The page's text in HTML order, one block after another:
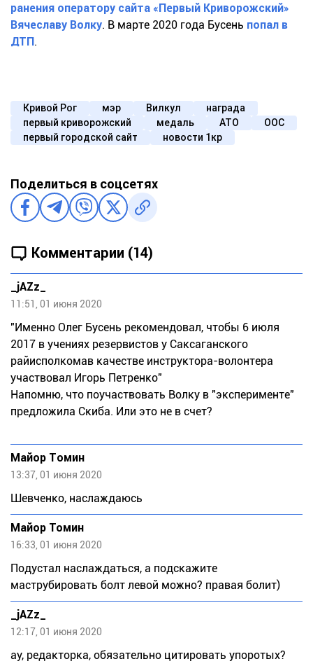
ранения оператору сайта «Первый Криворожский»
Вячеславу Волку. В марте 2020 года Бусень попал в
ДТП.
Кривой Рог мэр Вилкул
награда
первый криворожский
медаль АТО
ООС
первый городской сайт
новости 1кр
Поделиться в соцсетях
Комментарии (14)
_jAZz_
11:51, 01 июня 2020
"Именно Олег Бусень рекомендовал, чтобы 6 июля
2017 в учениях резервистов у Саксаганского
райисполкомав качестве инструктора-волонтера
участвовал Игорь Петренко"
Напомню, что поучаствовать Волку в "эксперименте"
предложила Скиба. Или это не в счет?
Майор Томин
13:37, 01 июня 2020
Шевченко, наслаждаюсь
Mайoр Toмин
16:33, 01 июня 2020
Подустал наслаждаться, а подскажите
маструбировать болт левой можно? правая болит)
_jAZz_
12:17, 01 июня 2020
ау, редакторка, обязательно цитировать упоротых?